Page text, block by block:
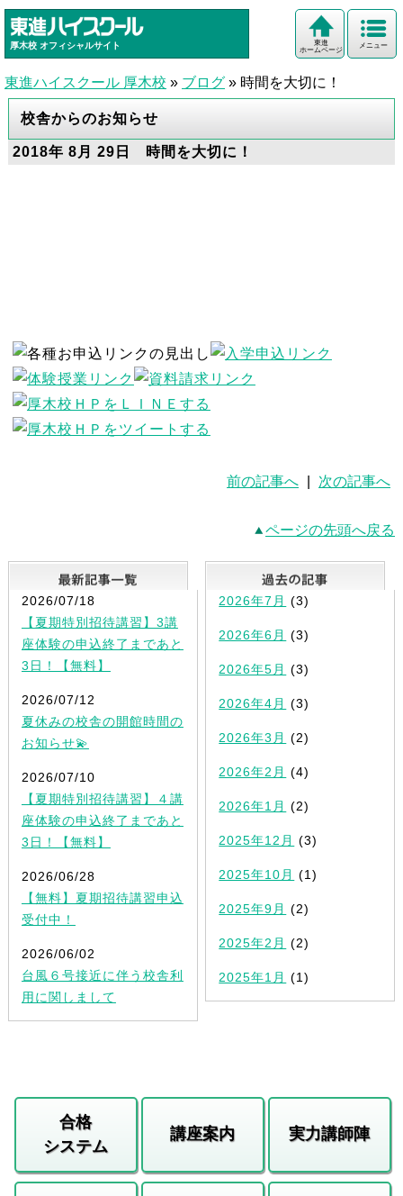
厚木校 オフィシャルサイト メニュー
東進
ホームページ
東進ハイスクール 厚木校 » ブログ » 時間を大切に！
校舎からのお知らせ
2018年 8月 29日 時間を大切に！
前の記事へ 次の記事へ
ページの先頭へ戻る
最新記事一覧
2026/07/18
【夏期特別招待講習】3講
座体験の申込終了まであと
3日！【無料】
2026/07/12
夏休みの校舎の開館時間の
お知らせ💫
2026/07/10
【夏期特別招待講習】４講
座体験の申込終了まであと
3日！【無料】
2026/06/28
【無料】夏期招待講習申込
受付中！
2026/06/02
台風６号接近に伴う校舎利
用に関しまして
2026年7月 (3)
2026年6月 (3)
2026年5月 (3)
2026年4月 (3)
2026年3月 (2)
2026年2月 (4)
2026年1月 (2)
2025年12月 (3)
2025年10月 (1)
2025年9月 (2)
2025年2月 (2)
2025年1月 (1)
合格
システム
講座案内 実力講師陣